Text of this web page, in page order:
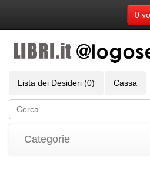
0
Lista dei Desideri (0) Cassa
Categorie